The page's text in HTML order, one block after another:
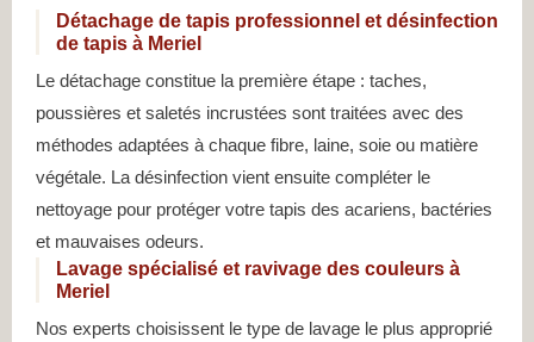
Détachage de tapis professionnel et désinfection
de tapis à Meriel
Le détachage constitue la première étape : taches,
poussières et saletés incrustées sont traitées avec des
méthodes adaptées à chaque fibre, laine, soie ou matière
végétale. La désinfection vient ensuite compléter le
nettoyage pour protéger votre tapis des acariens, bactéries
et mauvaises odeurs.
Lavage spécialisé et ravivage des couleurs à
Meriel
Nos experts choisissent le type de lavage le plus approprié